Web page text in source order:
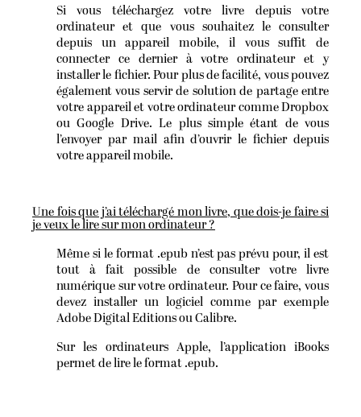
Si vous téléchargez votre livre depuis votre
ordinateur et que vous souhaitez le consulter
depuis un appareil mobile, il vous suffit de
connecter ce dernier à votre ordinateur et y
installer le fichier. Pour plus de facilité, vous pouvez
également vous servir de solution de partage entre
votre appareil et votre ordinateur comme Dropbox
ou Google Drive. Le plus simple étant de vous
l’envoyer par mail afin d’ouvrir le fichier depuis
votre appareil mobile.
Une fois que j’ai téléchargé mon livre, que dois-je faire si
je veux le lire sur mon ordinateur ?
Même si le format .epub n’est pas prévu pour, il est
tout à fait possible de consulter votre livre
numérique sur votre ordinateur. Pour ce faire, vous
devez installer un logiciel comme par exemple
Adobe Digital Editions ou Calibre.
Sur les ordinateurs Apple, l’application iBooks
permet de lire le format .epub.